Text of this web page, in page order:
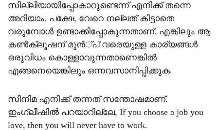
സില്ലിയായിപ്പോകാറുണ്ടെന്ന് എനിക്ക് തന്നെ
അറിയാം. പക്ഷേ, വേറെ നല്ലത് കിട്ടാതെ
വരുമ്പോള്‍ ഉണ്ടാക്കിപ്പോകുന്നതാണ്. എങ്കിലും ആ
കണ്‍ക്ലൂഷന് മുന്‍്പ് വരെയുള്ള കാര്യങ്ങള്‍
ഒരുവിധം കൊള്ളാവുന്നതാണെങ്കില്‍
എങ്ങനെയെങ്കിലും ഒന്നവസാനിപ്പിക്കുക.
സിനിമ എനിക്ക് തന്നത് സന്തോഷമാണ്.
ഇംഗ്ലീഷില്‍ പറയാറില്ലേ, If you choose a job you
love, then you will never have to work.